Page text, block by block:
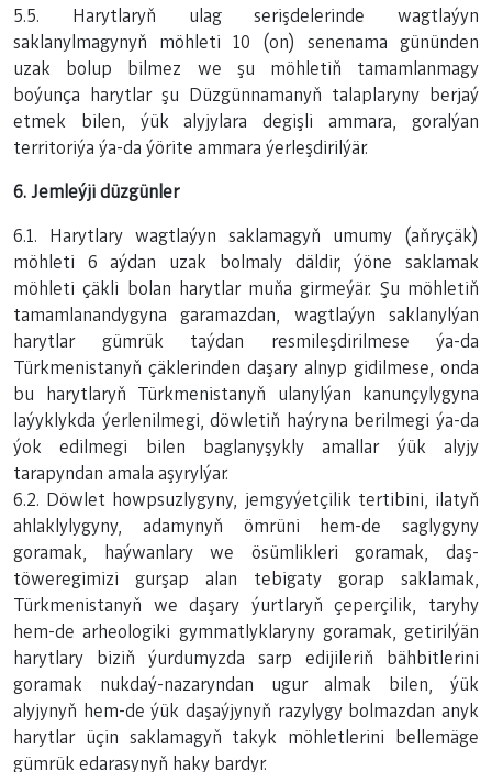
5.5. Harytlaryň ulag serişdelerinde wagtlaýyn
saklanylmagynyň möhleti 10 (on) senenama gününden
uzak bolup bilmez we şu möhletiň tamamlanmagy
boýunça harytlar şu Düzgünnamanyň talaplaryny berjaý
etmek bilen, ýük alyjylara degişli ammara, goralýan
territoriýa ýa-da ýörite ammara ýerleşdirilýär.
6. Jemleýji düzgünler
6.1. Harytlary wagtlaýyn saklamagyň umumy (aňryçäk)
möhleti 6 aýdan uzak bolmaly däldir, ýöne saklamak
möhleti çäkli bolan harytlar muňa girmeýär. Şu möhletiň
tamamlanandygyna garamazdan, wagtlaýyn saklanylýan
harytlar gümrük taýdan resmileşdirilmese ýa-da
Türkmenistanyň çäklerinden daşary alnyp gidilmese, onda
bu harytlaryň Türkmenistanyň ulanylýan kanunçylygyna
laýyklykda ýerlenilmegi, döwletiň haýryna berilmegi ýa-da
ýok edilmegi bilen baglanyşykly amallar ýük alyjy
tarapyndan amala aşyrylýar.
6.2. Döwlet howpsuzlygyny, jemgyýetçilik tertibini, ilatyň
ahlaklylygyny, adamynyň ömrüni hem-de saglygyny
goramak, haýwanlary we ösümlikleri goramak, daş-
töweregimizi gurşap alan tebigaty gorap saklamak,
Türkmenistanyň we daşary ýurtlaryň çeperçilik, taryhy
hem-de arheologiki gymmatlyklaryny goramak, getirilýän
harytlary biziň ýurdumyzda sarp edijileriň bähbitlerini
goramak nukdaý-nazaryndan ugur almak bilen, ýük
alyjynyň hem-de ýük daşaýjynyň razylygy bolmazdan anyk
harytlar üçin saklamagyň takyk möhletlerini bellemäge
gümrük edarasynyň haky bardyr.